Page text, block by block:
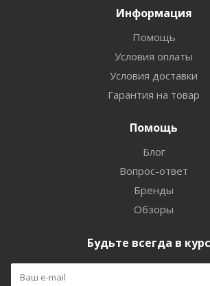
Информация
Помощь
Условия оплаты
Условия доставки
Гарантия на товар
Помощь
Блог
Вопрос-ответ
Бренды
Обзоры
Будьте всегда в